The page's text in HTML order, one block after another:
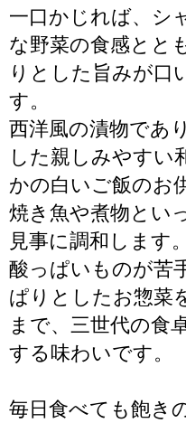
一口かじれば、シ
な野菜の食感とと
りとした旨みが口
す。
西洋風の漬物であ
した親しみやすい
かの白いご飯のお
焼き魚や煮物とい
見事に調和します。
酸っぱいものが苦
ぱりとしたお惣菜
まで、三世代の食
する味わいです。
毎日食べても飽き